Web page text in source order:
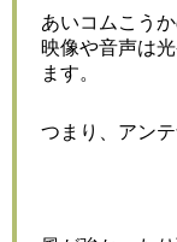
あいコムこう
映像や音声は
ます。
つまり、アン